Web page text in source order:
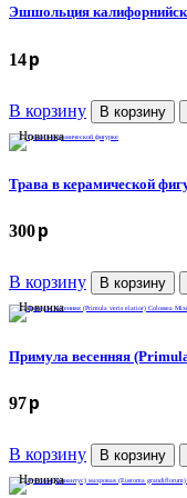
Эшшольция
14p
В корзину В корзину
Новинка
Трава в керамической
300p
В корзину В корзину
Новинка
Примула весенняя
97p
В корзину В корзину
Новинка